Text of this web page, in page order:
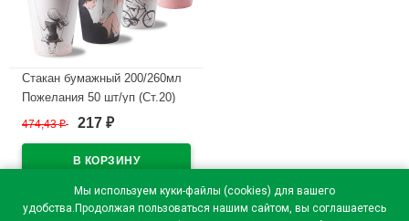
Мы используем куки-файлы (cookies) для вашего
удобства.Продолжая пользоваться нашим сайтом, вы соглашаетесь
Стакан бумажный 200/260мл
Пожелания 50 шт/уп (Ст.20)
В наличии
474,43₽ 217 ₽